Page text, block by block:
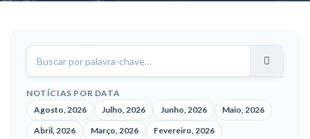
Buscar
notícias
NOTÍCIAS POR DATA
Agosto, 2026
Julho, 2026 Junho, 2026
Maio, 2026
Abril, 2026
Março, 2026
Fevereiro, 2026